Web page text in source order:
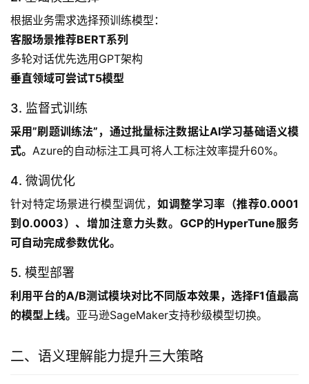
根据业务需求选择预训练模型：
客服场景推荐BERT系列
多轮对话优先选用GPT架构
垂直领域可尝试T5模型
3. 监督式训练
采用”刷题训练法”，通过批量标注数据让AI学习基础语义模
式。 Azure的自动标注工具可将人工标注效率提升60%。
4. 微调优化
针对特定场景进行模型调优，如调整学习率（推荐0.0001
到0.0003）、增加注意力头数。GCP的HyperTune服务
可自动完成参数优化。
5. 模型部署
利用平台的A/B测试模块对比不同版本效果，选择F1值最高
的模型上线。 亚马逊SageMaker支持秒级模型切换。
二、语义理解能力提升三大策略